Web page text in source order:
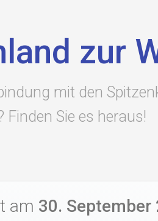
zur
mit den
Sie es heraus!
am 30. September